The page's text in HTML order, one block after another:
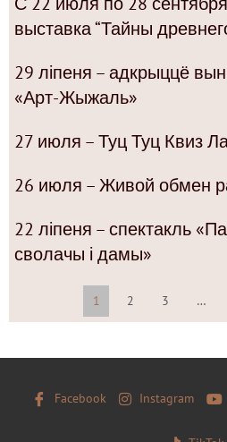
выставка “Тайны
29 ліпеня – адкрыццё
«Арт-Жыжаль»
27 июля – Туц Туц Квиз
26 июля – Живой обмен
22 ліпеня – спектакль
сволачы і дамы»
1 2 3 …
Facebook Instagram